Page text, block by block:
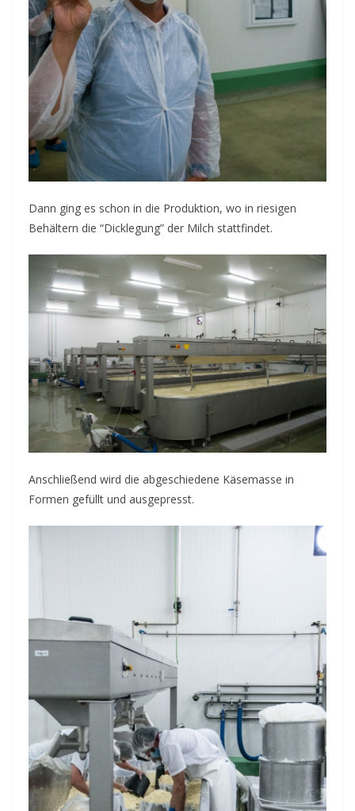
Dann ging es schon in die Produktion, wo in riesigen
Behältern die “Dicklegung” der Milch stattfindet.
Anschließend wird die abgeschiedene Käsemasse in
Formen gefüllt und ausgepresst.